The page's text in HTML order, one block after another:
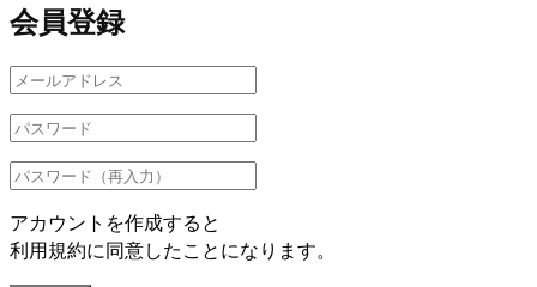
会員登録
アカウントを作成すると
利用規約に同意したことになります。